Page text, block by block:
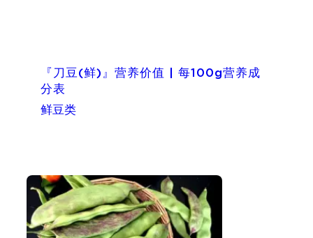
『刀豆(鲜)』营养价值 | 每100g营养成
分表
鲜豆类